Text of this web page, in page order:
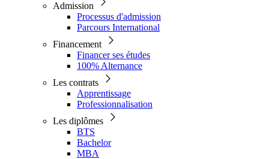
Admission
Processus d'admission
Parcours International
Financement
Financer ses études
100% Alternance
Les contrats
Apprentissage
Professionnalisation
Les diplômes
BTS
Bachelor
MBA